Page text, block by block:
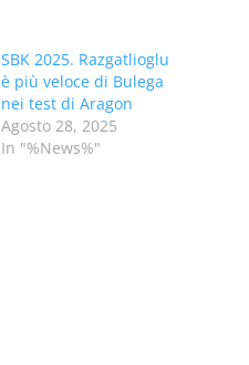
SBK 2025. Razgatlioglu
è più veloce di Bulega
nei test di Aragon
Agosto 28, 2025
In "%News%"